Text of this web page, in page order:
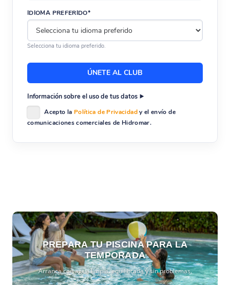
IDIOMA PREFERIDO*
Selecciona tu idioma preferido.
Información sobre el uso de tus datos
Acepto la Política de Privacidady el envío de
comunicaciones comerciales de Hidromar.
PREPARA TU PISCINA PARA LA
TEMPORADA
Arranca con agua limpia, equilibrada y sin problemas.